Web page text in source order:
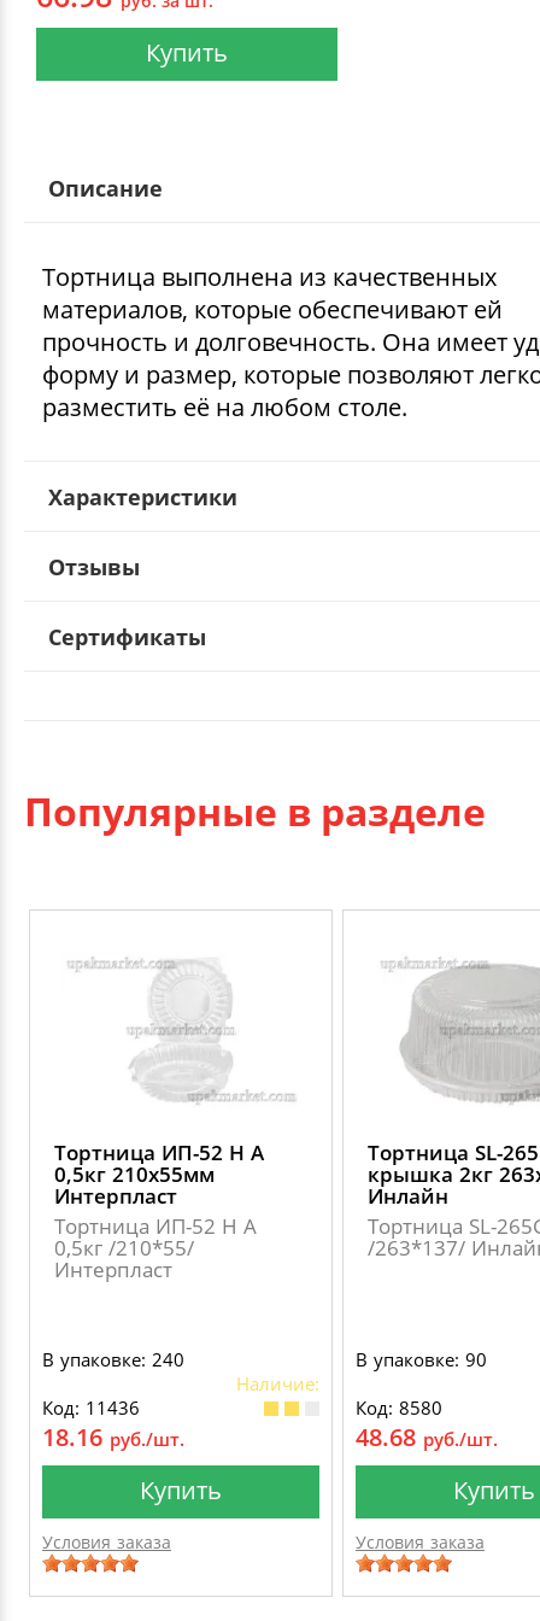
Купить
Описание
Тортница выполнена из качественных
материалов, которые обеспечивают ей
прочность и долговечность. Она имеет
форму и размер, которые позволяют
разместить её на любом столе.
Характеристики
Отзывы
Сертификаты
Популярные в разделе
Тортница ИП-52 Н А
0,5кг 210х55мм
Интерпласт
Тортница ИП-52 Н А
0,5кг /210*55/
Интерпласт
В упаковке: 240
Наличие:
Код: 11436
18.16 руб./шт.
Купить
Условия заказа
Тортница SL-
крышка 2кг
Инлайн
Тортница SL-
/263*137/
В упаковке: 90
Код: 8580
48.68 руб./шт.
Купить
Условия заказа